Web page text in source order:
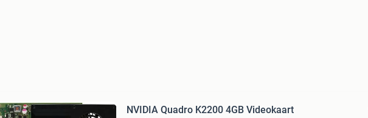
NVIDIA Quadro K2200 4GB Videokaart